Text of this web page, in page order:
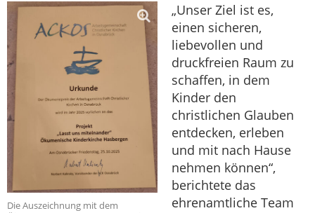
Die Auszeichnung mit dem
„Unser Ziel ist es,
einen sicheren,
liebevollen und
druckfreien Raum zu
schaffen, in dem
Kinder den
christlichen Glauben
entdecken, erleben
und mit nach Hause
nehmen können“,
berichtete das
ehrenamtliche Team